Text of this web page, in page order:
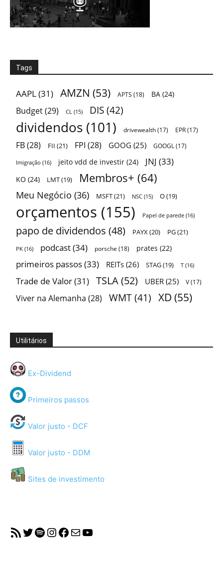
Tags
AAPL(31) AMZN (53) APTS (18) BA (24)
Budget(29) CL (15) DIS (42)
dividendos (101) drivewealth(17) EPR(17)
FB(28) FII (21) FPI (28) GOOG (25) GOOGL(17)
Imigração (16) jeito vdd de investir (24) JNJ (33)
KO (24) LMT(19) Membros+ (64)
Meu Negócio (36) MSFT(21) NSC (15) O(19)
orçamentos (155) Papel de parede (16)
papo de dividendos (48) PAYX(20) PG(21)
PK (16) podcast(34) porsche (18) prates (22)
primeiros passos(33) REITs (26) STAG(19) T (16)
Trade de Valor(31) TSLA(52) UBER (25) V(17)
Viver na Alemanha (28) WMT (41) XD (55)
Utilitários
Ex-Dividend
Primeiros passos
Valor justo - DCF
Valor justo - DDM
Sites de investimento
RSS FeedTwitter
Spotify
Instagram
Facebook
MailYouTube